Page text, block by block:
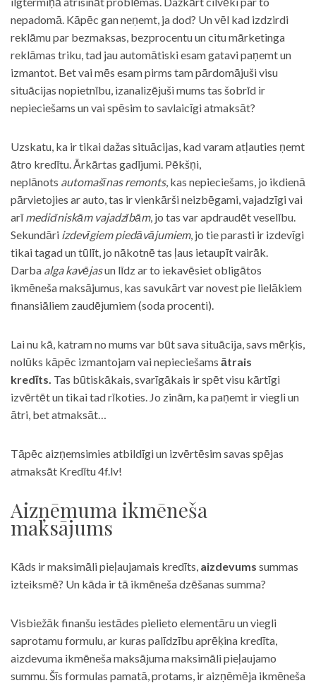
nepadomā. Kāpēc gan neņemt, ja dod? Un vēl kad izdzirdi
reklāmu par bezmaksas, bezprocentu un citu mārketinga
reklāmas triku, tad jau automātiski esam gatavi paņemt un
izmantot. Bet vai mēs esam pirms tam pārdomājuši visu
situācijas nopietnību, izanalizējuši mums tas šobrīd ir
nepieciešams un vai spēsim to savlaicīgi atmaksāt?
Uzskatu, ka ir tikai dažas situācijas, kad varam atļauties ņemt
ātro kredītu. Ārkārtas gadījumi. Pēkšņi,
neplānots automašīnas remonts, kas nepieciešams, jo ikdienā
pārvietojies ar auto, tas ir vienkārši neizbēgami, vajadzīgi vai
arīmedicīniskām vajadzībām, jo tas var apdraudēt veselību.
Sekundāri izdevīgiem piedāvājumiem, jo tie parasti ir izdevīgi
tikai tagad un tūlīt, jo nākotnē tas ļaus ietaupīt vairāk.
Darba alga kavējasun līdz ar to iekavēsiet obligātos
ikmēneša maksājumus, kas savukārt var novest pie lielākiem
finansiāliem zaudējumiem (soda procenti).
Lai nu kā, katram no mums var būt sava situācija, savs mērķis,
nolūks kāpēc izmantojam vai nepieciešams ātrais
kredīts. Tas būtiskākais, svarīgākais ir spēt visu kārtīgi
izvērtēt un tikai tad rīkoties. Jo zinām, ka paņemt ir viegli un
ātri, bet atmaksāt…
Tāpēc aizņemsimies atbildīgi un izvērtēsim savas spējas
atmaksāt Kredītu 4f.lv!
Aizņēmuma ikmēneša
maksājums
Kāds ir maksimāli pieļaujamais kredīts, aizdevums summas
izteiksmē? Un kāda ir tā ikmēneša dzēšanas summa?
Visbiežāk finanšu iestādes pielieto elementāru un viegli
saprotamu formulu, ar kuras palīdzību aprēķina kredīta,
aizdevuma ikmēneša maksājuma maksimāli pieļaujamo
summu. Šīs formulas pamatā, protams, ir aizņēmēja ikmēneša